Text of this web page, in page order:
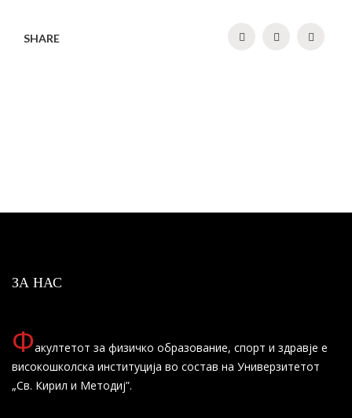
SHARE
ЗА НАС
Факултетот за физичко образование, спорт и здравје е
високошколска институција во состав на Универзитетот
„Св. Кирил и Методиј”.